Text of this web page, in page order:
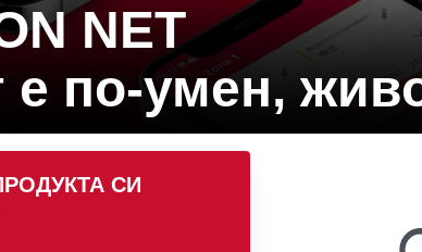
NET
по-умен,
СИ